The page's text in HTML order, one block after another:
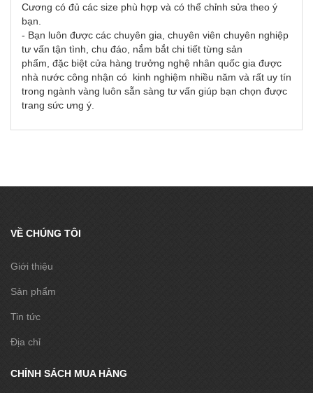
Cương có đủ các size phù hợp và có thể chỉnh sửa theo ý
bạn.
- Bạn luôn được các chuyên gia, chuyên viên chuyên nghiệp
tư vấn tận tình, chu đáo, nắm bắt chi tiết từng sản
phẩm, đặc biệt cửa hàng trưởng nghệ nhân quốc gia được
nhà nước công nhận có kinh nghiệm nhiều năm và rất uy tín
trong ngành vàng luôn sẵn sàng tư vấn giúp bạn chọn được
trang sức ưng ý.
VỀ CHÚNG TÔI
Giới thiệu
Sản phẩm
Tin tức
Địa chỉ
CHÍNH SÁCH MUA HÀNG